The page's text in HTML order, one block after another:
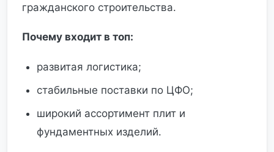
гражданского строительства.
Почему входит в топ:
развитая логистика;
стабильные поставки по ЦФО;
широкий ассортимент плит и
фундаментных изделий.